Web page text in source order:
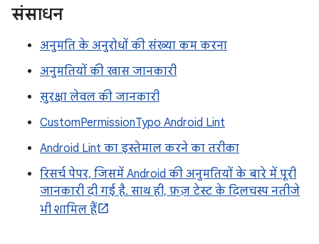
संसाधन
अनुमति के अनुरोधों की संख्या कम करना
अनुमतियों की खास जानकारी
सुरक्षा लेवल की जानकारी
CustomPermissionTypo Android Lint
Android Lint का इस्तेमाल करने का तरीका
रिसर्च पेपर, जिसमें Android की अनुमतियों के बारे में पूरी
जानकारी दी गई है. साथ ही, फ़ज़ टेस्ट के दिलचस्प नतीजे
भी शामिल हैं